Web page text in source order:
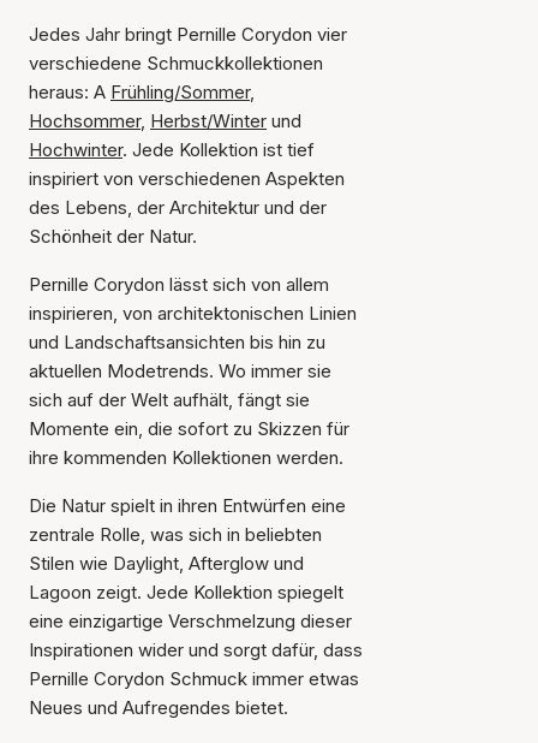
Jedes Jahr bringt Pernille Corydon vier
verschiedene Schmuckkollektionen
heraus: A Frühling/Sommer,
Hochsommer, Herbst/Winter und
Hochwinter. Jede Kollektion ist tief
inspiriert von verschiedenen Aspekten
des Lebens, der Architektur und der
Schönheit der Natur.
Pernille Corydon lässt sich von allem
inspirieren, von architektonischen Linien
und Landschaftsansichten bis hin zu
aktuellen Modetrends. Wo immer sie
sich auf der Welt aufhält, fängt sie
Momente ein, die sofort zu Skizzen für
ihre kommenden Kollektionen werden.
Die Natur spielt in ihren Entwürfen eine
zentrale Rolle, was sich in beliebten
Stilen wie Daylight, Afterglow und
Lagoon zeigt. Jede Kollektion spiegelt
eine einzigartige Verschmelzung dieser
Inspirationen wider und sorgt dafür, dass
Pernille Corydon Schmuck immer etwas
Neues und Aufregendes bietet.